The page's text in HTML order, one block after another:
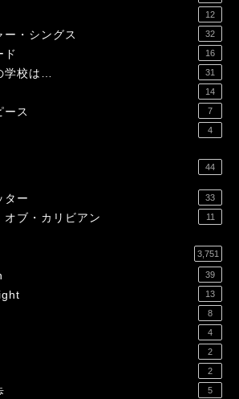
12
ー・シングス 32
ド 16
学校は… 31
14
ース 7
4
44
ター 33
オブ・カリビアン 11
3,751
39
13
8
4
2
2
5